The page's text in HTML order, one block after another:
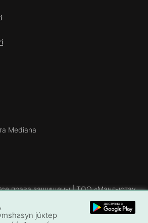
Mediana
права защищены | ТОО «Маңғыстау
,
júкtеp